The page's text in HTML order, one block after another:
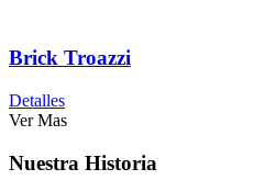
Brick Troazzi
Detalles
Ver Mas
Nuestra Historia